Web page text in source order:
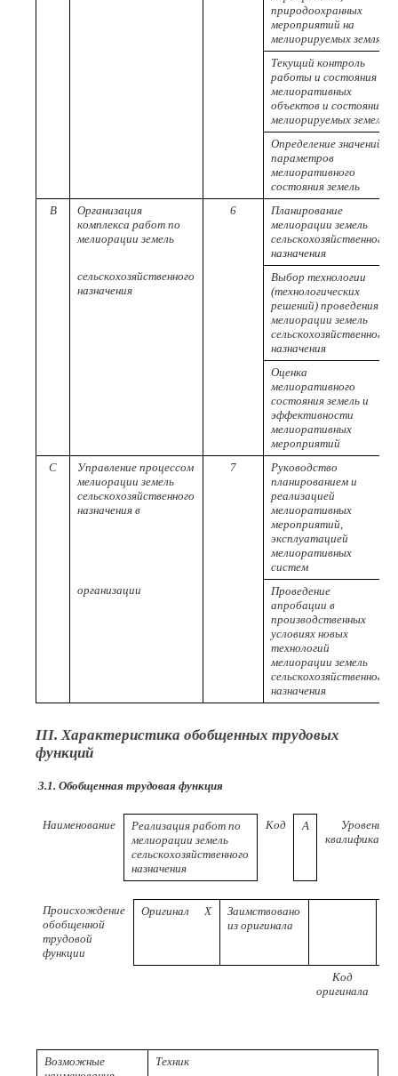
природоохранных
мероприятий на
мелиорируемых землях
Текущий контроль
работы и состояния
мелиоративных
объектов и состояния
мелиорируемых земель
Определение значений
параметров
мелиоративного
состояния земель
B
Организация
комплекса работ по
мелиорации земель
6
Планирование
мелиорации земель
сельскохозяйственного
назначения
сельскохозяйственного
назначения
Выбор технологии
(технологических
решений) проведения
мелиорации земель
сельскохозяйственного
назначения
Оценка
мелиоративного
состояния земель и
эффективности
мелиоративных
мероприятий
C
Управление процессом
мелиорации земель
сельскохозяйственного
назначения в
7
Руководство
планированием и
реализацией
мелиоративных
мероприятий,
эксплуатацией
мелиоративных
систем
организации
Проведение
апробации в
производственных
условиях новых
технологий
мелиорации земель
сельскохозяйственного
назначения
III. Характеристика обобщенных трудовых
функций
3.1. Обобщенная трудовая функция
Наименование
Реализация работ по
мелиорации земель
сельскохозяйственного
назначения
Код A
Уровень
квалификации
Происхождение
обобщенной
трудовой
функции
Оригинал X
Заимствовано
из оригинала
Код
оригинала
Возможные
Техник